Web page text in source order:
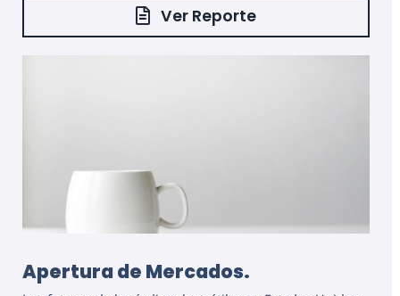
Ver Reporte
Apertura de Mercados.